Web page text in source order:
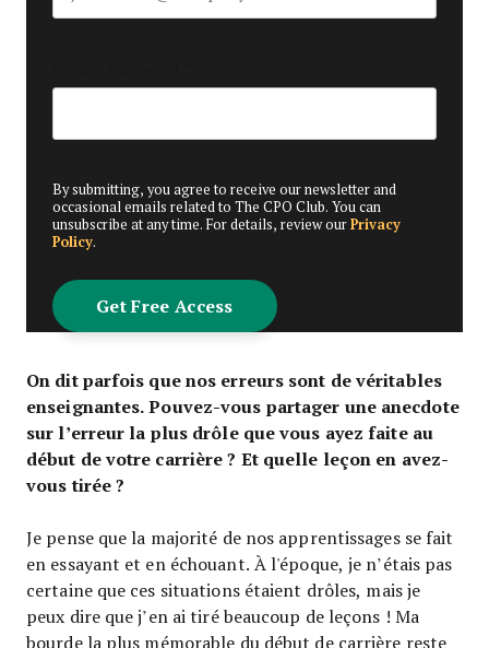
By submitting, you agree to receive our newsletter and
occasional emails related to The CPO Club. You can
unsubscribe at any time. For details, review ourPrivacy
Policy.
On dit parfois que nos erreurs sont de véritables
enseignantes. Pouvez-vous partager une anecdote
sur l’erreur la plus drôle que vous ayez faite au
début de votre carrière ? Et quelle leçon en avez-
vous tirée ?
Je pense que la majorité de nos apprentissages se fait
en essayant et en échouant. À l'époque, je n’étais pas
certaine que ces situations étaient drôles, mais je
peux dire que j’en ai tiré beaucoup de leçons ! Ma
bourde la plus mémorable du début de carrière reste